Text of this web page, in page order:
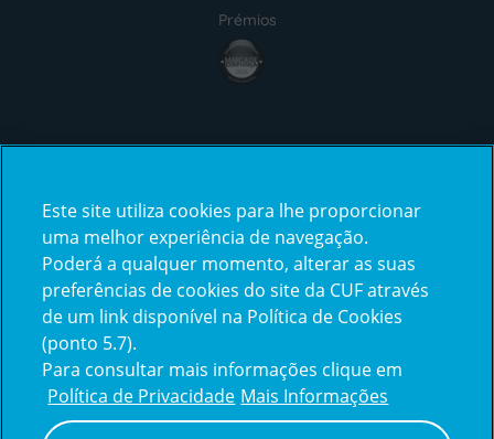
Prémios
award4
certification2certification3
Reclamações
e
elogios
Este site utiliza cookies para lhe proporcionar
uma melhor experiência de navegação.
Poderá a qualquer momento, alterar as suas
preferências de cookies do site da CUF através
de um link disponível na Política de Cookies
(ponto 5.7).
Para consultar mais informações clique em
Política de Privacidade Mais Informações